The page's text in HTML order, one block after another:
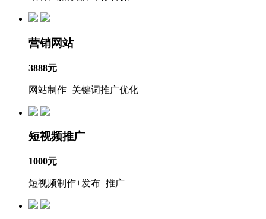
营销网站
3888元
网站制作+关键词推广优化
短视频推广
1000元
短视频制作+发布+推广